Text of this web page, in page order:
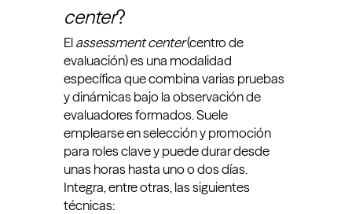
center?
Elassessment center(centro de
evaluación) es una modalidad
específica que combina varias pruebas
y dinámicas bajo la observación de
evaluadores formados. Suele
emplearse en selección y promoción
para roles clave y puede durar desde
unas horas hasta uno o dos días.
Integra, entre otras, las siguientes
técnicas: